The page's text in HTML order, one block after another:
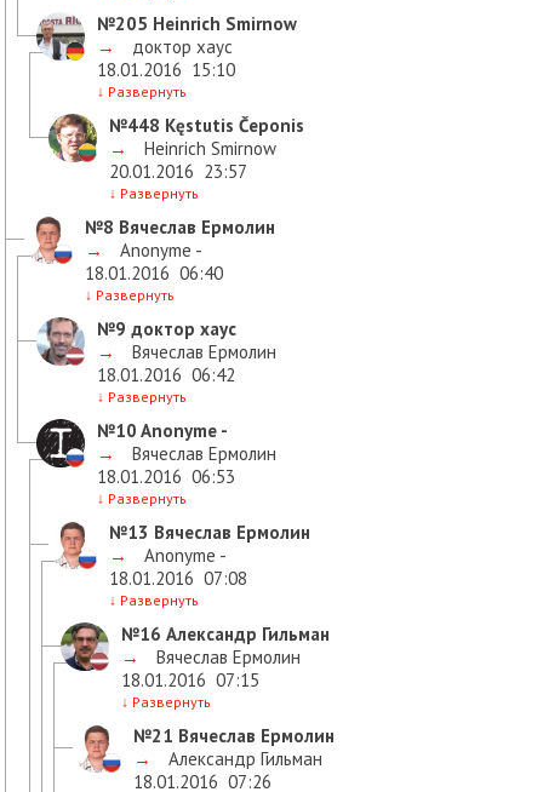
№205 Heinrich Smirnow
→
доктор хаус
18.01.2016 15:10
↓ Развернуть
№448 Kęstutis Čeponis
→
Heinrich Smirnow
20.01.2016 23:57
↓ Развернуть
№8 Вячеслав Ермолин
→
Anonyme -
18.01.2016 06:40
↓ Развернуть
№9 доктор хаус
→
Вячеслав Ермолин
18.01.2016 06:42
↓ Развернуть
№10 Anonyme -
→
Вячеслав Ермолин
18.01.2016 06:53
↓ Развернуть
№13 Вячеслав Ермолин
→
Anonyme -
18.01.2016 07:08
↓ Развернуть
№16 Александр Гильман
→
Вячеслав Ермолин
18.01.2016 07:15
↓ Развернуть
№21 Вячеслав Ермолин
→
Александр Гильман
18.01.2016 07:26